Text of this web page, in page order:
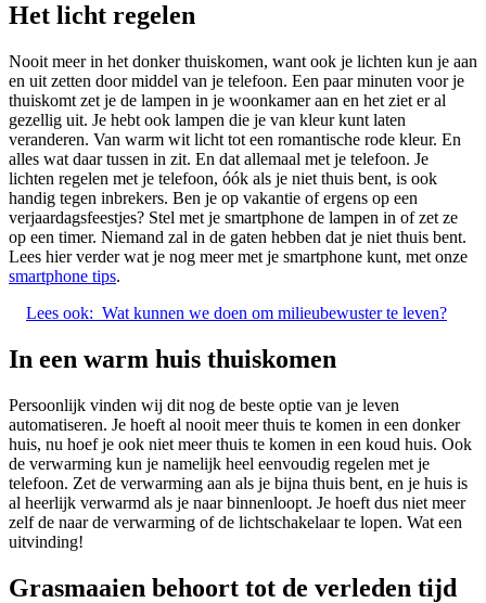
Het licht regelen
Nooit meer in het donker thuiskomen, want ook je lichten kun je aan
en uit zetten door middel van je telefoon. Een paar minuten voor je
thuiskomt zet je de lampen in je woonkamer aan en het ziet er al
gezellig uit. Je hebt ook lampen die je van kleur kunt laten
veranderen. Van warm wit licht tot een romantische rode kleur. En
alles wat daar tussen in zit. En dat allemaal met je telefoon. Je
lichten regelen met je telefoon, óók als je niet thuis bent, is ook
handig tegen inbrekers. Ben je op vakantie of ergens op een
verjaardagsfeestjes? Stel met je smartphone de lampen in of zet ze
op een timer. Niemand zal in de gaten hebben dat je niet thuis bent.
Lees hier verder wat je nog meer met je smartphone kunt, met onze
smartphone tips.
Lees ook: Wat kunnen we doen om milieubewuster te leven?
In een warm huis thuiskomen
Persoonlijk vinden wij dit nog de beste optie van je leven
automatiseren. Je hoeft al nooit meer thuis te komen in een donker
huis, nu hoef je ook niet meer thuis te komen in een koud huis. Ook
de verwarming kun je namelijk heel eenvoudig regelen met je
telefoon. Zet de verwarming aan als je bijna thuis bent, en je huis is
al heerlijk verwarmd als je naar binnenloopt. Je hoeft dus niet meer
zelf de naar de verwarming of de lichtschakelaar te lopen. Wat een
uitvinding!
Grasmaaien behoort tot de verleden tijd